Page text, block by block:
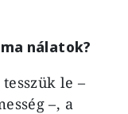
nálatok?
le –
–, a